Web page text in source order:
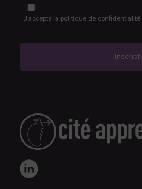
RGPD *
J’accepte la politique de confidentialité.